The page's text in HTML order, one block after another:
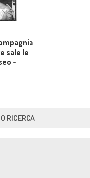
sale le
-
RICERCA